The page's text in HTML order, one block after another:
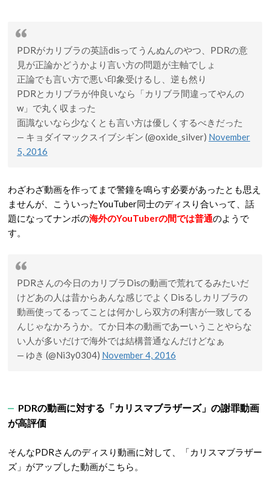
PDRがカリブラの英語disってうんぬんのやつ、PDRの意
見が正論かどうかより言い方の問題が主軸でしょ
正論でも言い方で悪い印象受けるし、逆も然り
PDRとカリブラが仲良いなら「カリブラ間違ってやんの
w」で丸く収まった
面識ないなら少なくとも言い方は優しくするべきだった
— キョダイマックスイブシギン (@oxide_silver) November
5, 2016
わざわざ動画を作ってまで警鐘を鳴らす必要があったとも思え
ませんが、こういったYouTuber同士のディスり合いって、話
題になってナンボの海外のYouTuberの間では普通のようで
す。
PDRさんの今日のカリブラDisの動画で荒れてるみたいだ
けどあの人は昔からあんな感じでよくDisるしカリブラの
動画使ってるってことは何かしら双方の利害が一致してる
んじゃなかろうか。てか日本の動画であーいうことやらな
い人が多いだけで海外では結構普通なんだけどなぁ
— ゆき (@Ni3y0304) November 4, 2016
PDRの動画に対する「カリスマブラザーズ」の謝罪動画
が高評価
そんなPDRさんのディスり動画に対して、「カリスマブラザー
ズ」がアップした動画がこちら。